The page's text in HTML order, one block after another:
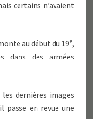
certains n’avaient
au début du 19e,
dans des armées
dernières images
passe en revue une